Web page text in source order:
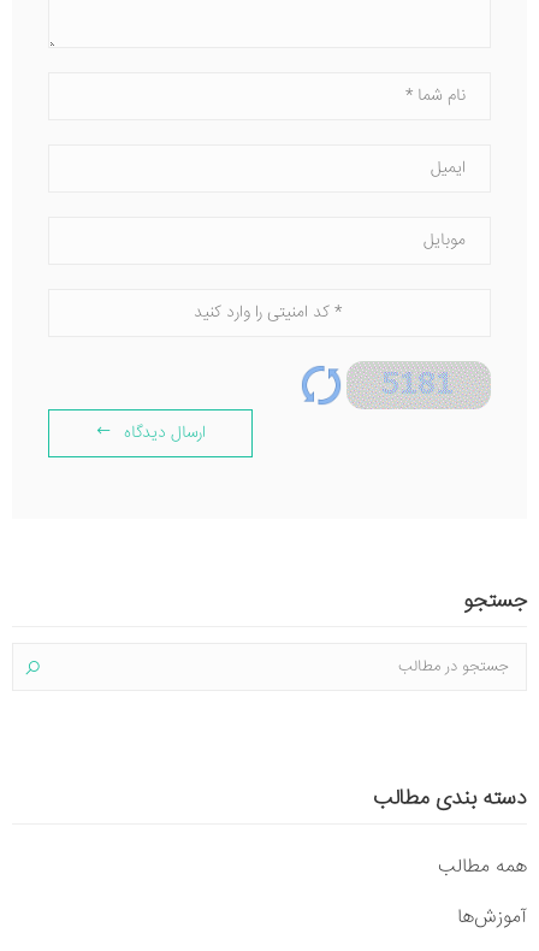
ارسال دیدگاه
جستجو
دسته بندی مطالب
همه مطالب
آموزش‌ها